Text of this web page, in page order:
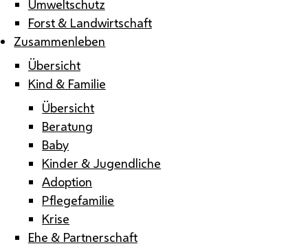
Umweltschutz
Forst & Landwirtschaft
Zusammenleben
Übersicht
Kind & Familie
Übersicht
Beratung
Baby
Kinder & Jugendliche
Adoption
Pflegefamilie
Krise
Ehe & Partnerschaft